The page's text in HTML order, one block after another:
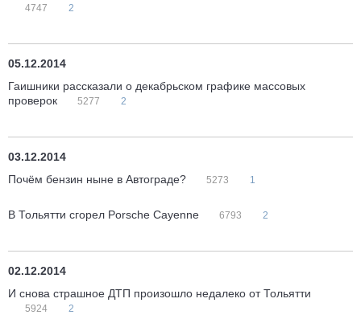
4747 2
05.12.2014
Гаишники рассказали о декабрьском графике массовых
проверок
5277 2
03.12.2014
Почём бензин ныне в Автограде?
5273 1
В Тольятти сгорел Porsche Cayenne 6793 2
02.12.2014
И снова страшное ДТП произошло недалеко от Тольятти
5924 2